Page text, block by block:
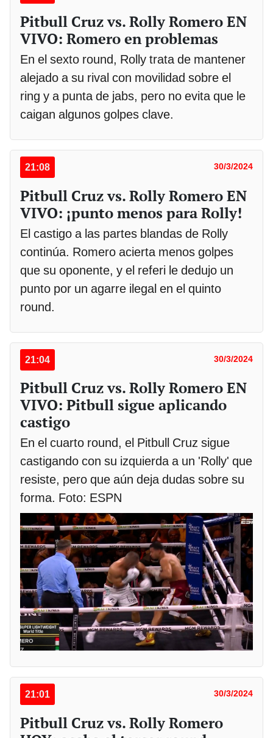
Pitbull Cruz vs. Rolly Romero EN
VIVO: Romero en problemas
En el sexto round, Rolly trata de mantener
alejado a su rival con movilidad sobre el
ring y a punta de jabs, pero no evita que le
caigan algunos golpes clave.
21:08 30/3/2024
Pitbull Cruz vs. Rolly Romero EN
VIVO: ¡punto menos para Rolly!
El castigo a las partes blandas de Rolly
continúa. Romero acierta menos golpes
que su oponente, y el referi le dedujo un
punto por un agarre ilegal en el quinto
round.
21:04 30/3/2024
Pitbull Cruz vs. Rolly Romero EN
VIVO: Pitbull sigue aplicando
castigo
En el cuarto round, el Pitbull Cruz sigue
castigando con su izquierda a un 'Rolly' que
resiste, pero que aún deja dudas sobre su
forma. Foto: ESPN
21:01 30/3/2024
Pitbull Cruz vs. Rolly Romero